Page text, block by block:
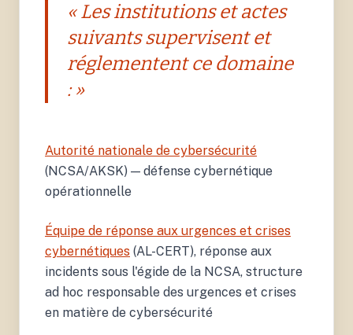
« Les institutions et actes
suivants supervisent et
réglementent ce domaine
: »
Autorité nationale de cybersécurité
(NCSA/AKSK) — défense cybernétique
opérationnelle
Équipe de réponse aux urgences et crises
cybernétiques (AL-CERT), réponse aux
incidents sous l'égide de la NCSA, structure
ad hoc responsable des urgences et crises
en matière de cybersécurité